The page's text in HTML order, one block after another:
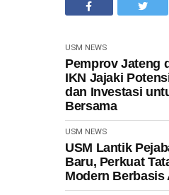
USM NEWS
Pemprov Jateng
IKN Jajaki
dan Investasi
Bersama
USM NEWS
USM Lantik
Baru, Perkuat
Modern Berbasis